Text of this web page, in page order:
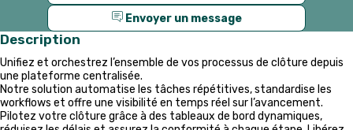
Envoyer un message
Description
Unifiez et orchestrez l’ensemble de vos processus de clôture depuis
une plateforme centralisée.
Notre solution automatise les tâches répétitives, standardise les
workflows et offre une visibilité en temps réel sur l’avancement.
Pilotez votre clôture grâce à des tableaux de bord dynamiques,